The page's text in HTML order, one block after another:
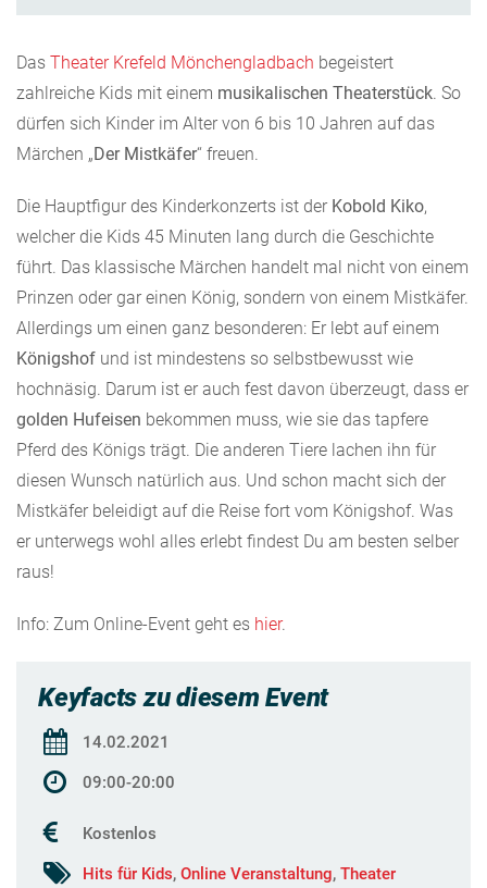
Das Theater Krefeld Mönchengladbach begeistert
zahlreiche Kids mit einem musikalischen Theaterstück . So
dürfen sich Kinder im Alter von 6 bis 10 Jahren auf das
Märchen „Der Mistkäfer“ freuen.
Die Hauptfigur des Kinderkonzerts ist der Kobold Kiko,
welcher die Kids 45 Minuten lang durch die Geschichte
führt. Das klassische Märchen handelt mal nicht von einem
Prinzen oder gar einen König, sondern von einem Mistkäfer.
Allerdings um einen ganz besonderen: Er lebt auf einem
Königshof und ist mindestens so selbstbewusst wie
hochnäsig. Darum ist er auch fest davon überzeugt, dass er
golden Hufeisen bekommen muss, wie sie das tapfere
Pferd des Königs trägt. Die anderen Tiere lachen ihn für
diesen Wunsch natürlich aus. Und schon macht sich der
Mistkäfer beleidigt auf die Reise fort vom Königshof. Was
er unterwegs wohl alles erlebt findest Du am besten selber
raus!
Info: Zum Online-Event geht es hier.
Keyfacts zu diesem Event
14.02.2021
09:00-20:00
Kostenlos
Hits für Kids, Online Veranstaltung, Theater